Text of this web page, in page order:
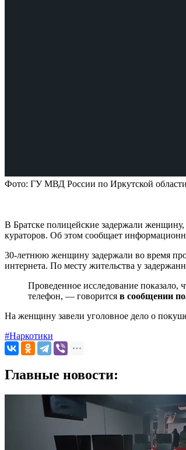
Фото: ГУ МВД России по Иркутской области
В Братске полицейские задержали
кураторов. Об этом сообщает
30-летнюю женщину задержали во время
интернета. По месту жительства у
Проведенное исследование показало,
телефон, — говорится в сообщении
На женщину завели уголовное дело о
#Наркотики
Главные новости: